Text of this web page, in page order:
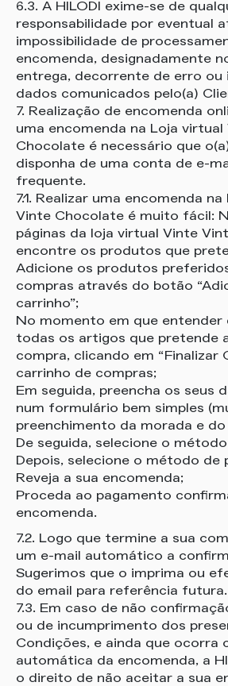
6.3. A HILODI exime-se de
responsabilidade por eventual
impossibilidade de
encomenda, designadamente
entrega, decorrente de erro ou
dados comunicados pelo(a)
7. Realização de encomenda
uma encomenda na Loja
Chocolate é necessário que
disponha de uma conta de e-
frequente.
7.1. Realizar uma encomenda
Vinte Chocolate é muito fácil:
páginas da loja virtual Vinte
encontre os produtos que
Adicione os produtos
compras através do botão
carrinho”;
No momento em que entender
todas os artigos que pretende
compra, clicando em “Finalizar
carrinho de compras;
Em seguida, preencha os seus
num formulário bem simples
preenchimento da morada e do
De seguida, selecione o
Depois, selecione o método de
Reveja a sua encomenda;
Proceda ao pagamento
encomenda.
7.2. Logo que termine a sua
um e-mail automático a
Sugerimos que o imprima ou
do email para referência futura.
7.3. Em caso de não
ou de incumprimento dos
Condições, e ainda que ocorra
automática da encomenda, a
o direito de não aceitar a sua